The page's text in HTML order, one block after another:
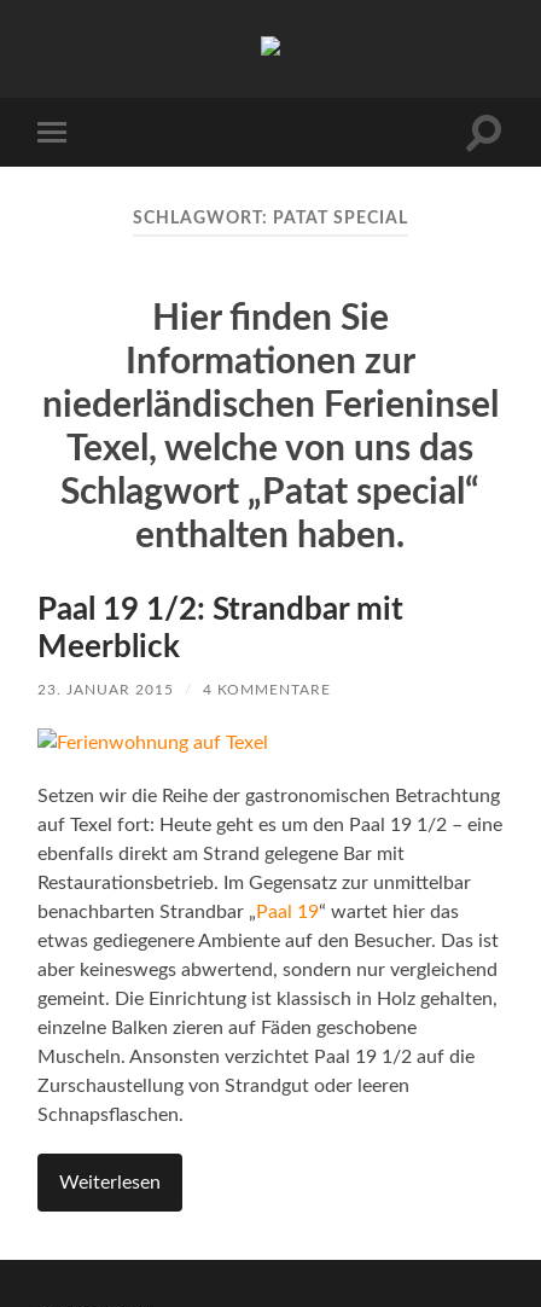
Familie
Menü
SCHLAGWORT: PATAT SPECIAL
Hier finden Sie
Informationen zur
niederländischen Ferieninsel
Texel, welche von uns das
Schlagwort „Patat special“
enthalten haben.
Paal 19 1/2: Strandbar mit
Meerblick
23. JANUAR 2015 / 4 KOMMENTARE
Setzen wir die Reihe der gastronomischen Betrachtung
auf Texel fort: Heute geht es um den Paal 19 1/2 – eine
ebenfalls direkt am Strand gelegene Bar mit
Restaurationsbetrieb. Im Gegensatz zur unmittelbar
benachbarten Strandbar „ Paal 19“ wartet hier das
etwas gediegenere Ambiente auf den Besucher. Das ist
aber keineswegs abwertend, sondern nur vergleichend
gemeint. Die Einrichtung ist klassisch in Holz gehalten,
einzelne Balken zieren auf Fäden geschobene
Muscheln. Ansonsten verzichtet Paal 19 1/2 auf die
Zurschaustellung von Strandgut oder leeren
Schnapsflaschen.
Weiterlesen